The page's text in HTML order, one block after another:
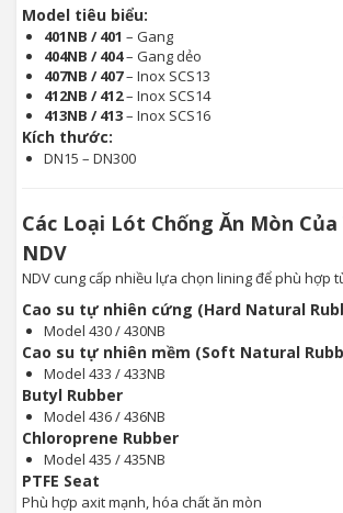
Model tiêu biểu:
401NB / 401 – Gang
404NB / 404– Gang dẻo
407NB / 407– Inox SCS13
412NB / 412– Inox SCS14
413NB / 413– Inox SCS16
Kích thước:
DN15 – DN300
Các Loại Lót Chống Ăn Mòn
NDV
NDV cung cấp nhiều lựa chọn lining để phù hợp
Cao su tự nhiên cứng (Hard Natural
Model 430 / 430NB
Cao su tự nhiên mềm (Soft Natural
Model 433 / 433NB
Butyl Rubber
Model 436 / 436NB
Chloroprene Rubber
Model 435 / 435NB
PTFE Seat
Phù hợp axit mạnh, hóa chất ăn mòn